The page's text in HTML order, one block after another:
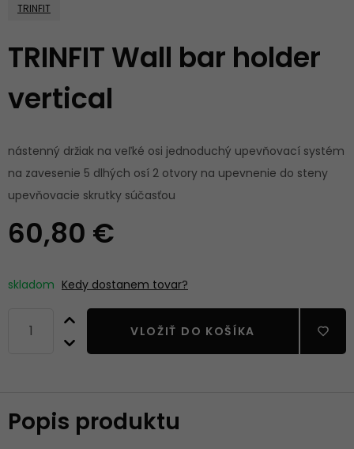
TRINFIT
TRINFIT Wall bar holder
vertical
nástenný držiak na veľké osi jednoduchý upevňovací systém
na zavesenie 5 dlhých osí 2 otvory na upevnenie do steny
upevňovacie skrutky súčasťou
60,80 €
skladom Kedy dostanem tovar?
VLOŽIŤ DO KOŠÍKA
Popis produktu